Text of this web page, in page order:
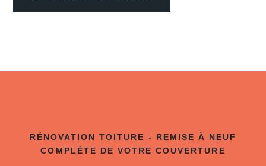
RÉNOVATION TOITURE - REMISE À NEUF
COMPLÈTE DE VOTRE COUVERTURE